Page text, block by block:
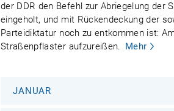
der DDR den Befehl zur Abriegelung der
eingeholt, und mit Rückendeckung der
Parteidiktatur noch zu entkommen ist:
Straßenpflaster aufzureißen. Mehr
JANUAR